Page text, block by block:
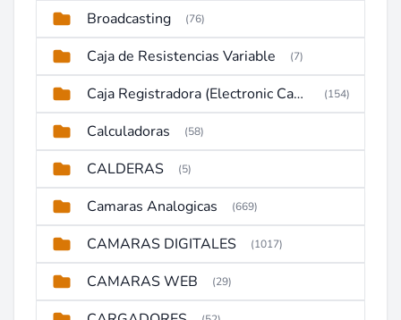
Broadcasting (76)
Caja de Resistencias Variable (7)
Caja Registradora (Electronic Cash Register) (154)
Calculadoras (58)
CALDERAS (5)
Camaras Analogicas (669)
CAMARAS DIGITALES (1017)
CAMARAS WEB (29)